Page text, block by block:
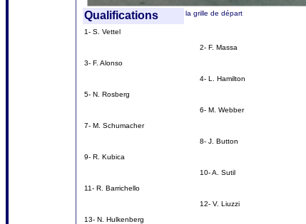
Qualifications la grille de départ
1- S. Vettel
2- F. Massa
3- F. Alonso
4- L. Hamilton
5- N. Rosberg
6- M. Webber
7- M. Schumacher
8- J. Button
9- R. Kubica
10- A. Sutil
11- R. Barrichello
12- V. Liuzzi
13- N. Hulkenberg